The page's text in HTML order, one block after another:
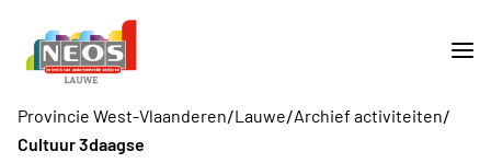
Provincie West-Vlaanderen/Lauwe/Archief activiteiten/
Cultuur 3daagse